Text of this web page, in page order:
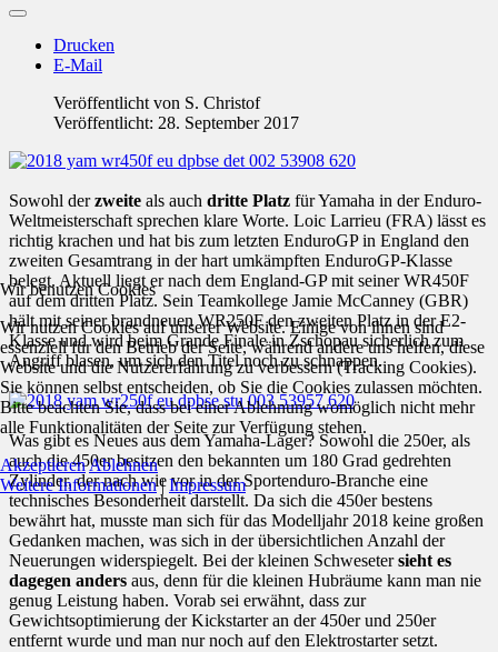
Drucken
E-Mail
Veröffentlicht von S. Christof
Veröffentlicht: 28. September 2017
Sowohl derzweite als auch dritte Platz für Yamaha in der Enduro-
Weltmeisterschaft sprechen klare Worte. Loic Larrieu (FRA) lässt es
richtig krachen und hat bis zum letzten EnduroGP in England den
zweiten Gesamtrang in der hart umkämpften EnduroGP-Klasse
belegt. Aktuell liegt er nach dem England-GP mit seiner WR450F
auf dem dritten Platz. Sein Teamkollege Jamie McCanney (GBR)
hält mit seiner brandneuen WR250F den zweiten Platz in der E2-
Klasse und wird beim Grande Finale in Zschopau sicherlich zum
Angriff blasen, um sich den Titel noch zu schnappen.
Was gibt es Neues aus dem Yamaha-Lager? Sowohl die 250er, als
auch die 450er besitzen den bekannten um 180 Grad gedrehten
Zylinder, der nach wie vor in der Sportenduro-Branche eine
technisches Besonderheit darstellt. Da sich die 450er bestens
bewährt hat, musste man sich für das Modelljahr 2018 keine großen
Gedanken machen, was sich in der übersichtlichen Anzahl der
Neuerungen widerspiegelt. Bei der kleinen Schwesetersieht es
dagegen anders aus, denn für die kleinen Hubräume kann man nie
genug Leistung haben. Vorab sei erwähnt, dass zur
Gewichtsoptimierung der Kickstarter an der 450er und 250er
entfernt wurde und man nur noch auf den Elektrostarter setzt.
Wir benutzen Cookies
Wir nutzen Cookies auf unserer Website. Einige von ihnen sind
essenziell für den Betrieb der Seite, während andere uns helfen, diese
Website und die Nutzererfahrung zu verbessern (Tracking Cookies).
Sie können selbst entscheiden, ob Sie die Cookies zulassen möchten.
Bitte beachten Sie, dass bei einer Ablehnung womöglich nicht mehr
alle Funktionalitäten der Seite zur Verfügung stehen.
AkzeptierenAblehnen
Weitere Informationen|Impressum